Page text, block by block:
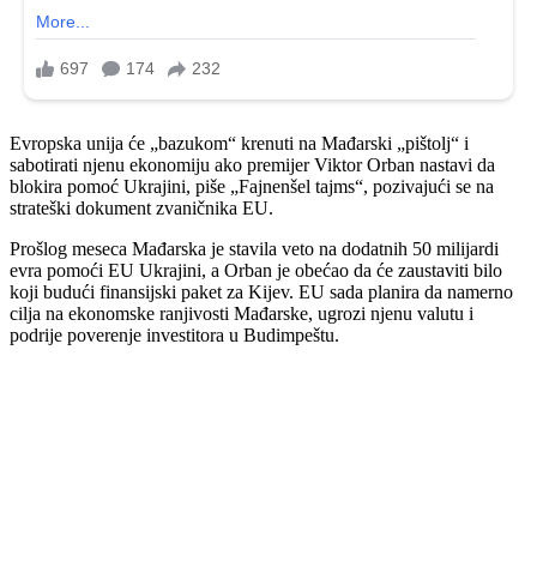
Evropska unija će „bazukom“ krenuti na Mađarski „pištolj“ i
sabotirati njenu ekonomiju ako premijer Viktor Orban nastavi da
blokira pomoć Ukrajini, piše „Fajnenšel tajms“, pozivajući se na
strateški dokument zvaničnika EU.
Prošlog meseca Mađarska je stavila veto na dodatnih 50 milijardi
evra pomoći EU Ukrajini, a Orban je obećao da će zaustaviti bilo
koji budući finansijski paket za Kijev. EU sada planira da namerno
cilja na ekonomske ranjivosti Mađarske, ugrozi njenu valutu i
podrije poverenje investitora u Budimpeštu.